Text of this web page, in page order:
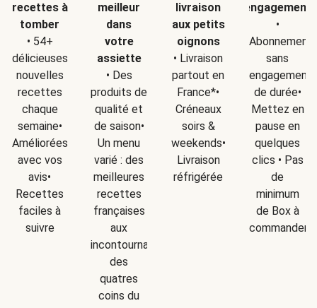
recettes à
tomber
• 54+
délicieuses
nouvelles
recettes
chaque
semaine•
Améliorées
avec vos
avis•
Recettes
faciles à
suivre
meilleur
dans
votre
assiette
• Des
produits de
qualité et
de saison•
Un menu
varié : des
meilleures
recettes
françaises
aux
incontournables
des
quatres
coins du
livraison
aux petits
oignons
• Livraison
partout en
France*•
Créneaux
soirs &
weekends•
Livraison
réfrigérée
engagement
•
Abonnement
sans
engagement
de durée•
Mettez en
pause en
quelques
clics • Pas
de
minimum
de Box à
commander